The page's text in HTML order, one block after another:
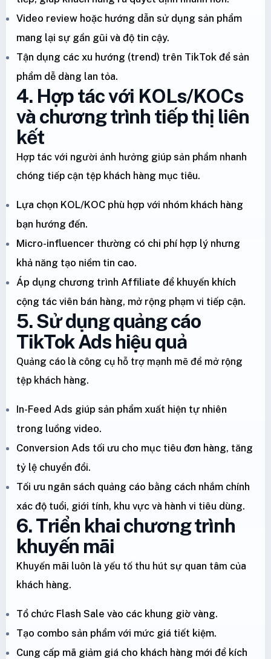
Video review hoặc hướng dẫn sử dụng sản phẩm
mang lại sự gần gũi và độ tin cậy.
Tận dụng các xu hướng (trend) trên TikTok để sản
phẩm dễ dàng lan tỏa.
4. Hợp tác với KOLs/KOCs
và chương trình tiếp thị liên
kết
Hợp tác với người ảnh hưởng giúp sản phẩm nhanh
chóng tiếp cận tệp khách hàng mục tiêu.
Lựa chọn KOL/KOC phù hợp với nhóm khách hàng
bạn hướng đến.
Micro-influencer thường có chi phí hợp lý nhưng
khả năng tạo niềm tin cao.
Áp dụng chương trình Affiliate để khuyến khích
cộng tác viên bán hàng, mở rộng phạm vi tiếp cận.
5. Sử dụng quảng cáo
TikTok Ads hiệu quả
Quảng cáo là công cụ hỗ trợ mạnh mẽ để mở rộng
tệp khách hàng.
In-Feed Ads giúp sản phẩm xuất hiện tự nhiên
trong luồng video.
Conversion Ads tối ưu cho mục tiêu đơn hàng, tăng
tỷ lệ chuyển đổi.
Tối ưu ngân sách quảng cáo bằng cách nhắm chính
xác độ tuổi, giới tính, khu vực và hành vi tiêu dùng.
6. Triển khai chương trình
khuyến mãi
Khuyến mãi luôn là yếu tố thu hút sự quan tâm của
khách hàng.
Tổ chức Flash Sale vào các khung giờ vàng.
Tạo combo sản phẩm với mức giá tiết kiệm.
Cung cấp mã giảm giá cho khách hàng mới để kích